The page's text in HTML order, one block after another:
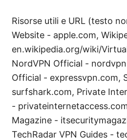
Risorse utili e URL (testo
Website - apple.com,
en.wikipedia.org/wiki/
NordVPN Official -
Official - expressvpn.com,
surfshark.com, Private
-
Magazine -
TechRadar VPN Guides -